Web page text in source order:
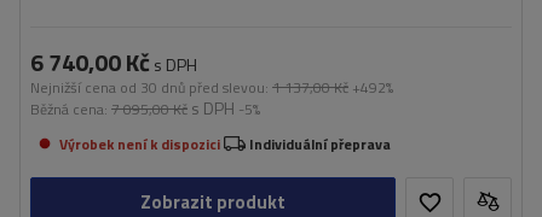
6 740,00 Kč s DPH
Nejnižší cena od 30 dnů před slevou: 1 137,00 Kč +492%
Běžná cena: 7 095,00 Kč s DPH -5%
Výrobek není k dispozici
Individuální přeprava
Zobrazit produkt